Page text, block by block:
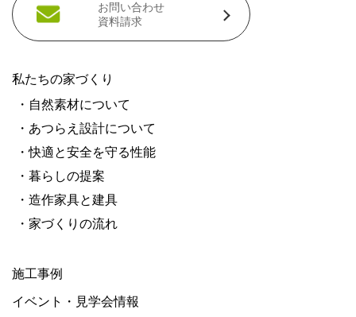
お問い合わせ
資料請求
私たちの家づくり
・自然素材について
・あつらえ設計について
・快適と安全を守る性能
・暮らしの提案
・造作家具と建具
・家づくりの流れ
施工事例
イベント・見学会情報